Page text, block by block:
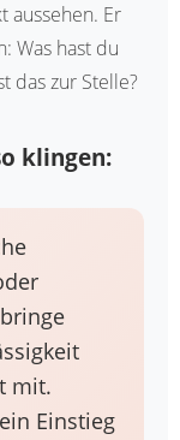
aussehen. Er
Was hast du
das zur Stelle?
klingen:
mit.
Einstieg